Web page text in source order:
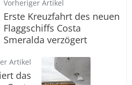
Vorheriger Artikel
Erste Kreuzfahrt des neuen
Flaggschiffs Costa
Smeralda verzögert
Artikel
das